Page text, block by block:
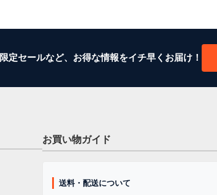
限定セールなど、お得な情報をイチ早くお届け！
お買い物ガイド
送料・配送について